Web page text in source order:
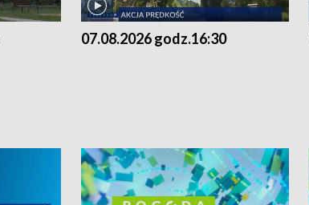
07.08.2026 godz.16:30